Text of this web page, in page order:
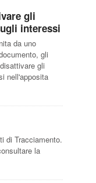
gli
interessi
da uno
gli
gli
nell'apposita
di Tracciamento.
la